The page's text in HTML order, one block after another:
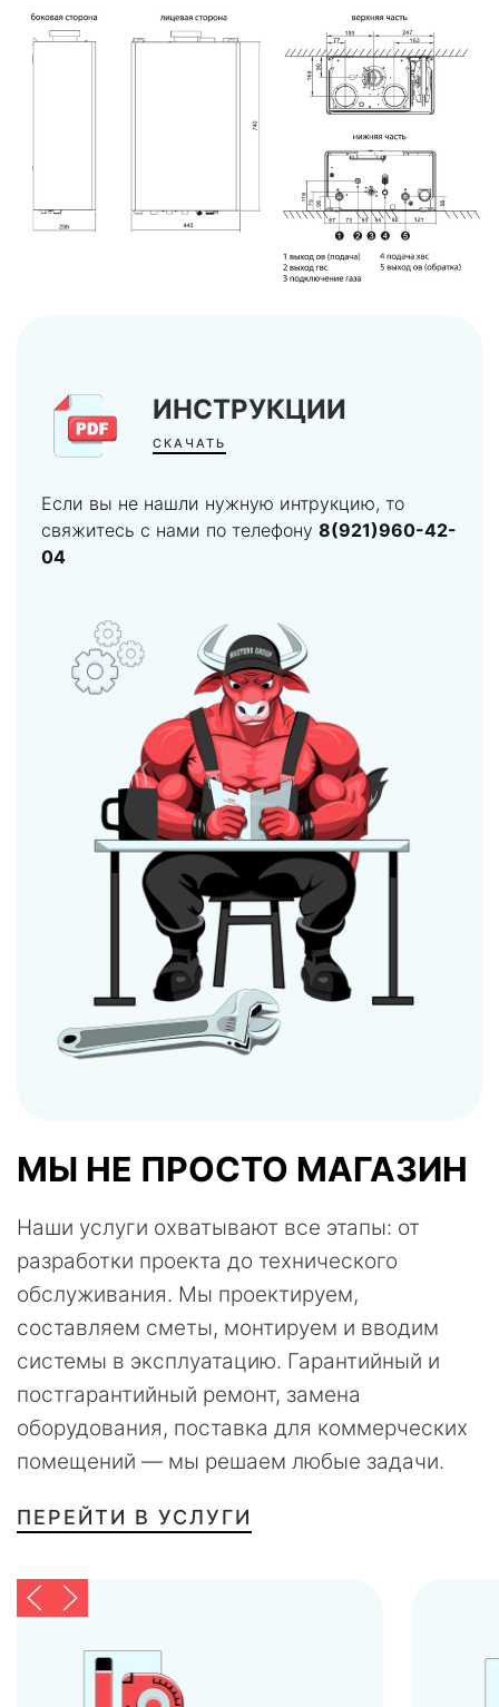
ИНСТРУКЦИИ
СКАЧАТЬ
Если вы не нашли нужную интрукцию, то
свяжитесь с нами по телефону 8(921)960-42-
04
МЫ НЕ ПРОСТО МАГАЗИН
Наши услуги охватывают все этапы: от
разработки проекта до технического
обслуживания. Мы проектируем,
составляем сметы, монтируем и вводим
системы в эксплуатацию. Гарантийный и
постгарантийный ремонт, замена
оборудования, поставка для коммерческих
помещений — мы решаем любые задачи.
ПЕРЕЙТИ В УСЛУГИ